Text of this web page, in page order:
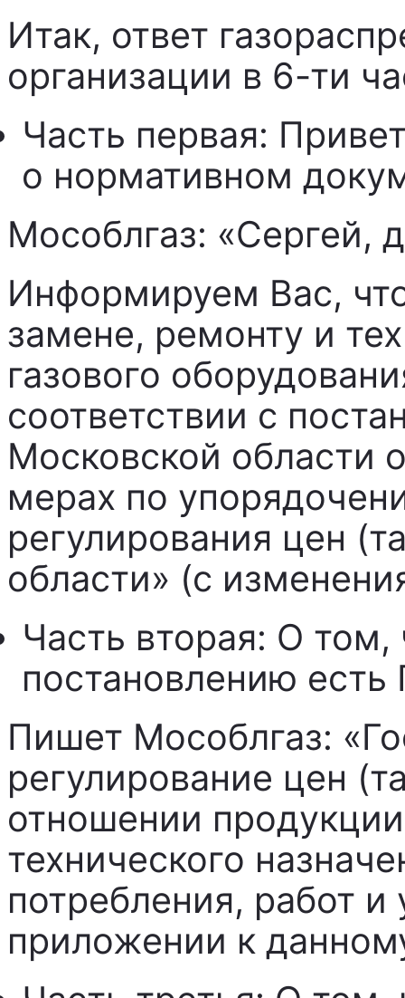
Итак, ответ
организации в 6-ти
Часть первая:
о нормативном
Мособлгаз: «Сергей,
Информируем Вас,
замене, ремонту и
газового
соответствии с
Московской области
мерах по
регулирования цен
области» (с
Часть вторая: О
постановлению
Пишет Мособлгаз:
регулирование цен
отношении
технического
потребления, работ и
приложении к